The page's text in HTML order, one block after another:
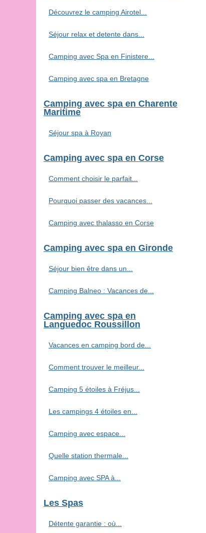
Découvrez le camping Airotel...
Séjour relax et detente dans...
Camping avec Spa en Finistere...
Camping avec spa en Bretagne
Camping avec spa en Charente
Maritime
Séjour spa à Royan
Camping avec spa en Corse
Comment choisir le parfait...
Pourquoi passer des vacances...
Camping avec thalasso en Corse
Camping avec spa en Gironde
Séjour bien être dans un...
Camping Balneo : Vacances de...
Camping avec spa en
Languedoc Roussillon
Vacances en camping bord de...
Comment trouver le meilleur...
Camping 5 étoiles à Fréjus...
Les campings 4 étoiles en...
Camping avec espace...
Quelle station thermale...
Camping avec SPA à...
Les Spas
Détente garantie : où...